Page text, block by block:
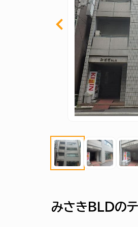
みさきＢＬＤの